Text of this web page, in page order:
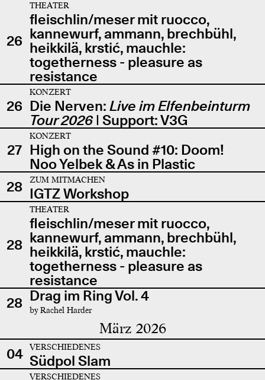
26
THEATER
fleischlin/meser mit ruocco,
kannewurf, ammann, brechbühl,
heikkilä, krstić, mauchle:
togetherness - pleasure as
resistance
26
KONZERT
Die Nerven: Live im Elfenbeinturm
Tour 2026| Support: V3G
27
KONZERT
High on the Sound #10: Doom!
Noo Yelbek & As in Plastic
28
ZUM MITMACHEN
IGTZ Workshop
28
THEATER
fleischlin/meser mit ruocco,
kannewurf, ammann, brechbühl,
heikkilä, krstić, mauchle:
togetherness - pleasure as
resistance
28 Drag im Ring Vol. 4
by Rachel Harder
März 2026
04 VERSCHIEDENES
Südpol Slam
VERSCHIEDENES